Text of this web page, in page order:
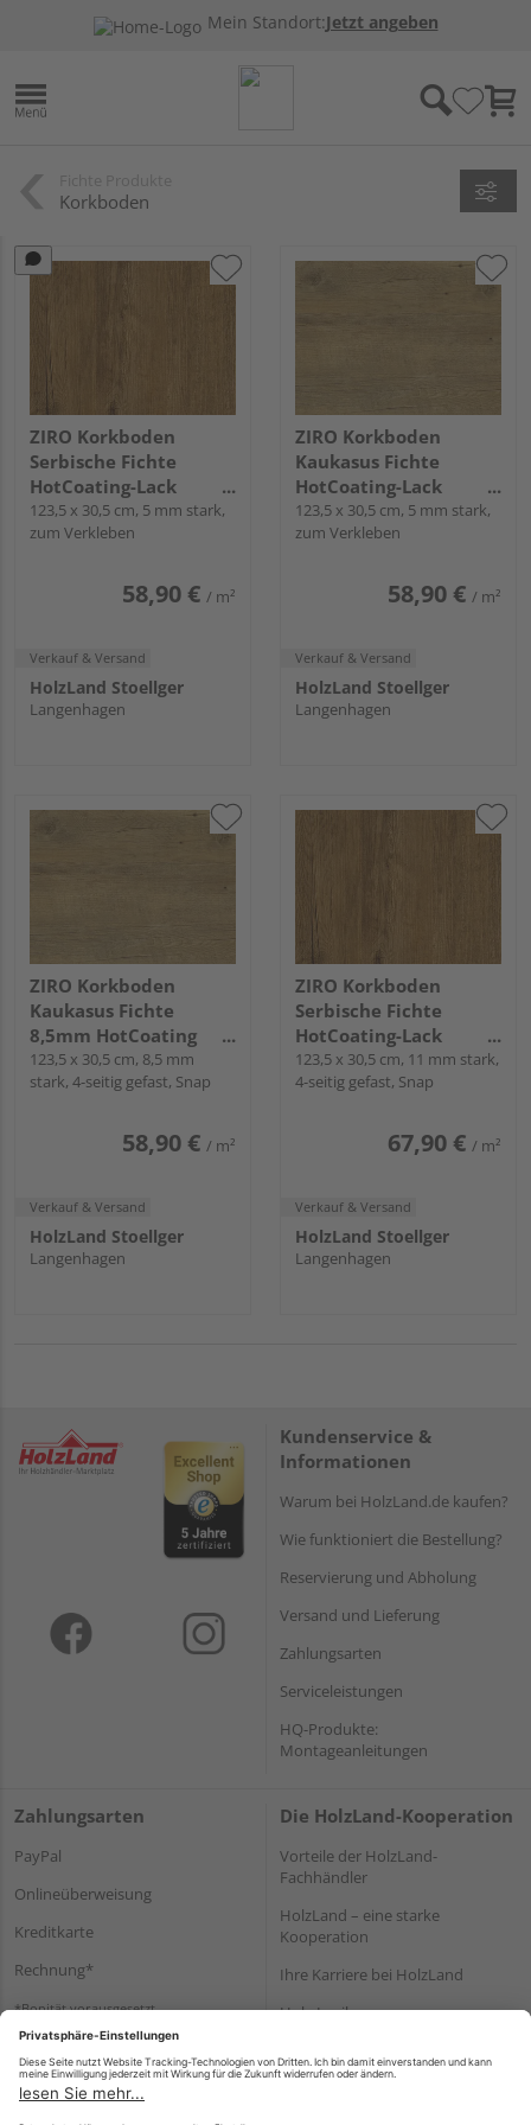
Mein Standort:Jetzt angeben
Korkboden
ZIRO Korkboden
Serbische Fichte
HotCoating-Lack
Landhausdiele -
Corelan® KF
123,5 x 30,5 cm, 5 mm stark,
zum Verkleben
58,90 € / m²
Verkauf & Versand
HolzLand Stoellger
Langenhagen
ZIRO Korkboden
Kaukasus Fichte
HotCoating-Lack
Landhausdiele -
Cortica
123,5 x 30,5 cm, 5 mm stark,
zum Verkleben
58,90 € / m²
Verkauf & Versand
HolzLand Stoellger
Langenhagen
ZIRO Korkboden
Kaukasus Fichte
8,5mm HotCoating
light Landhausdiele -
Cortica
123,5 x 30,5 cm, 8,5 mm
stark, 4-seitig gefast, Snap
58,90 € / m²
Verkauf & Versand
HolzLand Stoellger
Langenhagen
ZIRO Korkboden
Serbische Fichte
HotCoating-Lack
Landhausdiele -
Corelan®
123,5 x 30,5 cm, 11 mm stark,
4-seitig gefast, Snap
67,90 € / m²
Verkauf & Versand
HolzLand Stoellger
Langenhagen
Kundenservice &
Informationen
Warum bei HolzLand.de kaufen?
Wie funktioniert die Bestellung?
Reservierung und Abholung
Versand und Lieferung
Zahlungsarten
Serviceleistungen
HQ-Produkte:
Montageanleitungen
Zahlungsarten
PayPal
Onlineüberweisung
Kreditkarte
Rechnung*
*Bonität vorausgesetzt
Die HolzLand-Kooperation
Vorteile der HolzLand-
Fachhändler
HolzLand – eine starke
Kooperation
Ihre Karriere bei HolzLand
Holz-Lexikon